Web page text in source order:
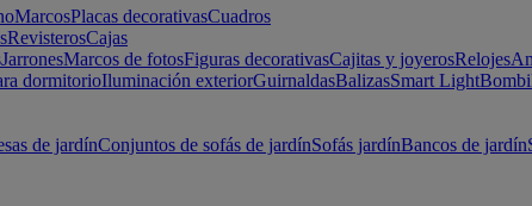
MarcosPlacas decorativasCuadros
RevisterosCajas
JarronesMarcos de fotosFiguras decorativasCajitas y joyerosRelojes
dormitorioIluminación exteriorGuirnaldasBalizasSmart Light
de jardínConjuntos de sofás de jardínSofás jardínBancos de jardín